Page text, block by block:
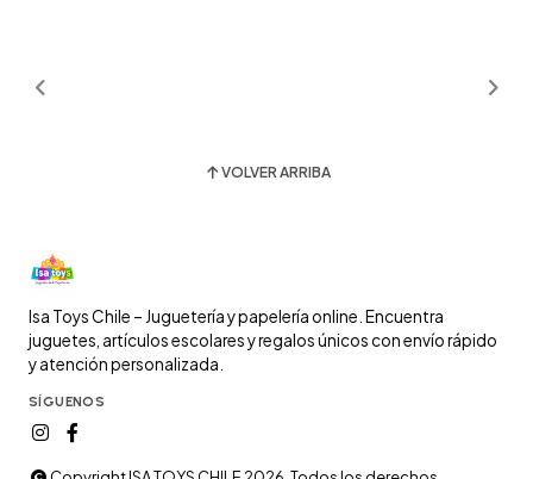
VOLVER ARRIBA
Isa Toys Chile – Juguetería y papelería online. Encuentra
juguetes, artículos escolares y regalos únicos con envío rápido
y atención personalizada.
SÍGUENOS